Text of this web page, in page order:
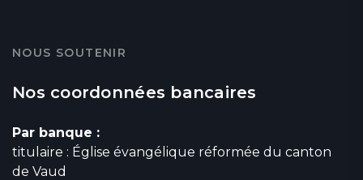
NOUS SOUTENIR
Nos coordonnées bancaires
Par banque :
titulaire : Église évangélique réformée du canton
de Vaud